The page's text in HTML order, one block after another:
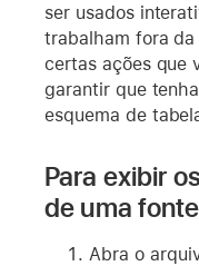
ser usados
trabalham fora
certas ações que
garantir que
esquema de
Para exibir
de uma
Abra o